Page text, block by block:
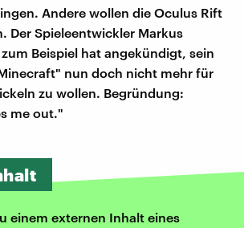
Andere wollen die Oculus Rift
Der Spieleentwickler Markus
Beispiel hat angekündigt, sein
nun doch nicht mehr für
zu wollen. Begründung:
me out."
einem externen Inhalt eines